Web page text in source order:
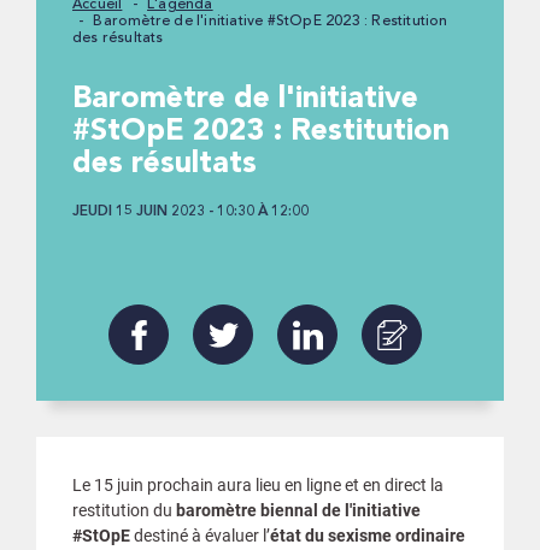
Accueil
L'agenda
Baromètre de l'initiative #StOpE 2023 : Restitution
des résultats
Baromètre de l'initiative
#StOpE 2023 : Restitution
des résultats
JEUDI 15 JUIN 2023 - 10:30 À 12:00
Le 15 juin prochain aura lieu en ligne et en direct la
restitution du baromètre biennal de l'initiative
#StOpEdestiné à évaluer l’état du sexisme ordinaire